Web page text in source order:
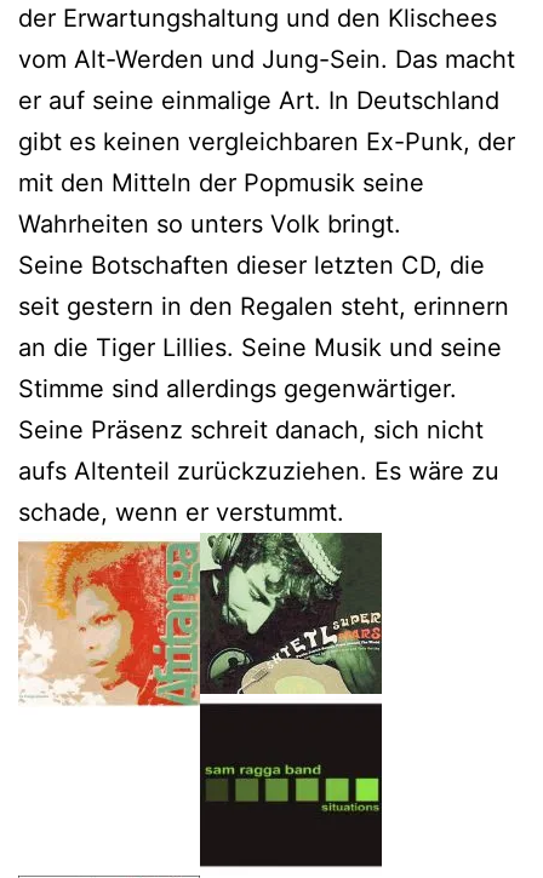
der Erwartungshaltung und den Klischees
vom Alt-Werden und Jung-Sein. Das macht
er auf seine einmalige Art. In Deutschland
gibt es keinen vergleichbaren Ex-Punk, der
mit den Mitteln der Popmusik seine
Wahrheiten so unters Volk bringt.
Seine Botschaften dieser letzten CD, die
seit gestern in den Regalen steht, erinnern
an die Tiger Lillies. Seine Musik und seine
Stimme sind allerdings gegenwärtiger.
Seine Präsenz schreit danach, sich nicht
aufs Altenteil zurückzuziehen. Es wäre zu
schade, wenn er verstummt.